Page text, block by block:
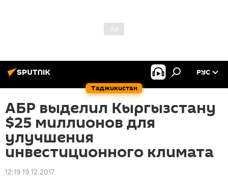
Таджикистан
РУС
АБР выделил Кыргызстану
$25 миллионов для
улучшения
инвестиционного климата
12:19 19.12.2017